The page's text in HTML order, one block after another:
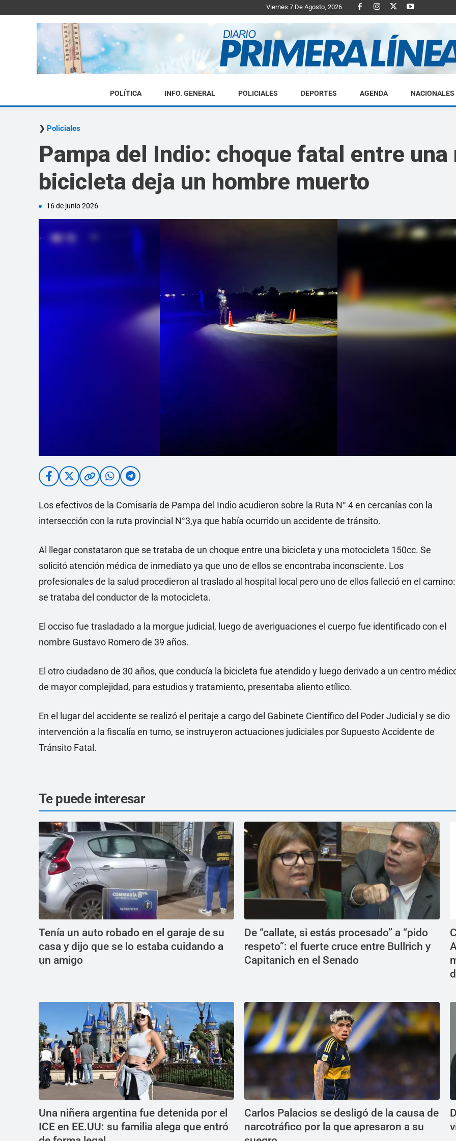
Viernes 7 De Agosto, 2026
Diario
Primera
POLÍTICA INFO. GENERAL POLICIALES DEPORTES AGENDA NACIONALES
Policiales
Pampa del Indio: choque fatal entre una
bicicleta deja un hombre muerto
16 de junio 2026
Los efectivos de la Comisaría de Pampa del Indio acudieron sobre la Ruta N° 4 en cercanías con la
intersección con la ruta provincial N°3,ya que había ocurrido un accidente de tránsito.
Al llegar constataron que se trataba de un choque entre una bicicleta y una motocicleta 150cc. Se
solicitó atención médica de inmediato ya que uno de ellos se encontraba inconsciente. Los
profesionales de la salud procedieron al traslado al hospital local pero uno de ellos falleció en el camino:
se trataba del conductor de la motocicleta.
El occiso fue trasladado a la morgue judicial, luego de averiguaciones el cuerpo fue identificado con el
nombre Gustavo Romero de 39 años.
El otro ciudadano de 30 años, que conducía la bicicleta fue atendido y luego derivado a un centro
de mayor complejidad, para estudios y tratamiento, presentaba aliento etílico.
En el lugar del accidente se realizó el peritaje a cargo del Gabinete Científico del Poder Judicial y se dio
intervención a la fiscalía en turno, se instruyeron actuaciones judiciales por Supuesto Accidente de
Tránsito Fatal.
Te puede interesar
Tenía un auto robado en el garaje de su
casa y dijo que se lo estaba cuidando a
un amigo
De “callate, si estás procesado” a “pido
respeto”: el fuerte cruce entre Bullrich y
Capitanich en el Senado
Una niñera argentina fue detenida por el
ICE en EE.UU: su familia alega que entró
Carlos Palacios se desligó de la causa de
narcotráfico por la que apresaron a su